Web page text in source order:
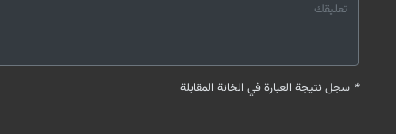
* سجل نتيجة العبارة في الخانة المقابلة